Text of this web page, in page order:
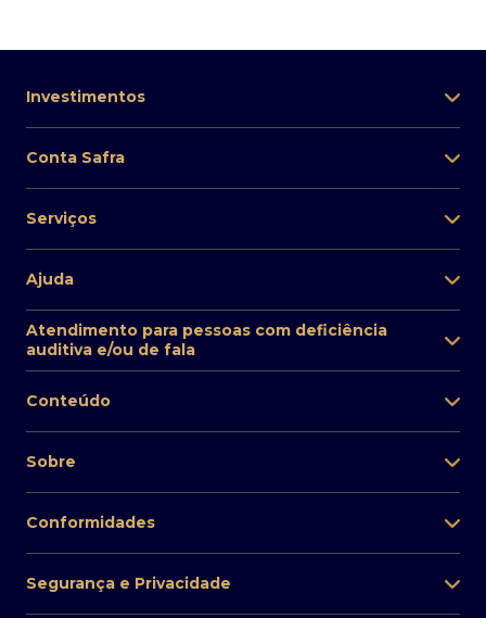
Investimentos
Conta Safra
Serviços
Ajuda
Atendimento para pessoas com deficiência
auditiva e/ou de fala
Conteúdo
Sobre
Conformidades
Segurança e Privacidade